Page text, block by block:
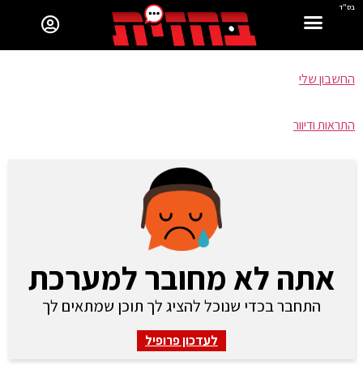
בס"ד
החשבון שלי
התראות ודיוור
אתה לא מחובר למערכת
התחבר בכדי שנוכל להציג לך תוכן שמתאים לך
לעדכון פרופיל